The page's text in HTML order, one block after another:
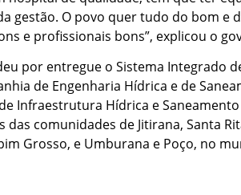
gestão. O povo quer tudo do bom e
e profissionais bons”, explicou o
por entregue o Sistema Integrado
de Engenharia Hídrica e de
Infraestrutura Hídrica e
das comunidades de Jitirana, Santa
Grosso, e Umburana e Poço, no